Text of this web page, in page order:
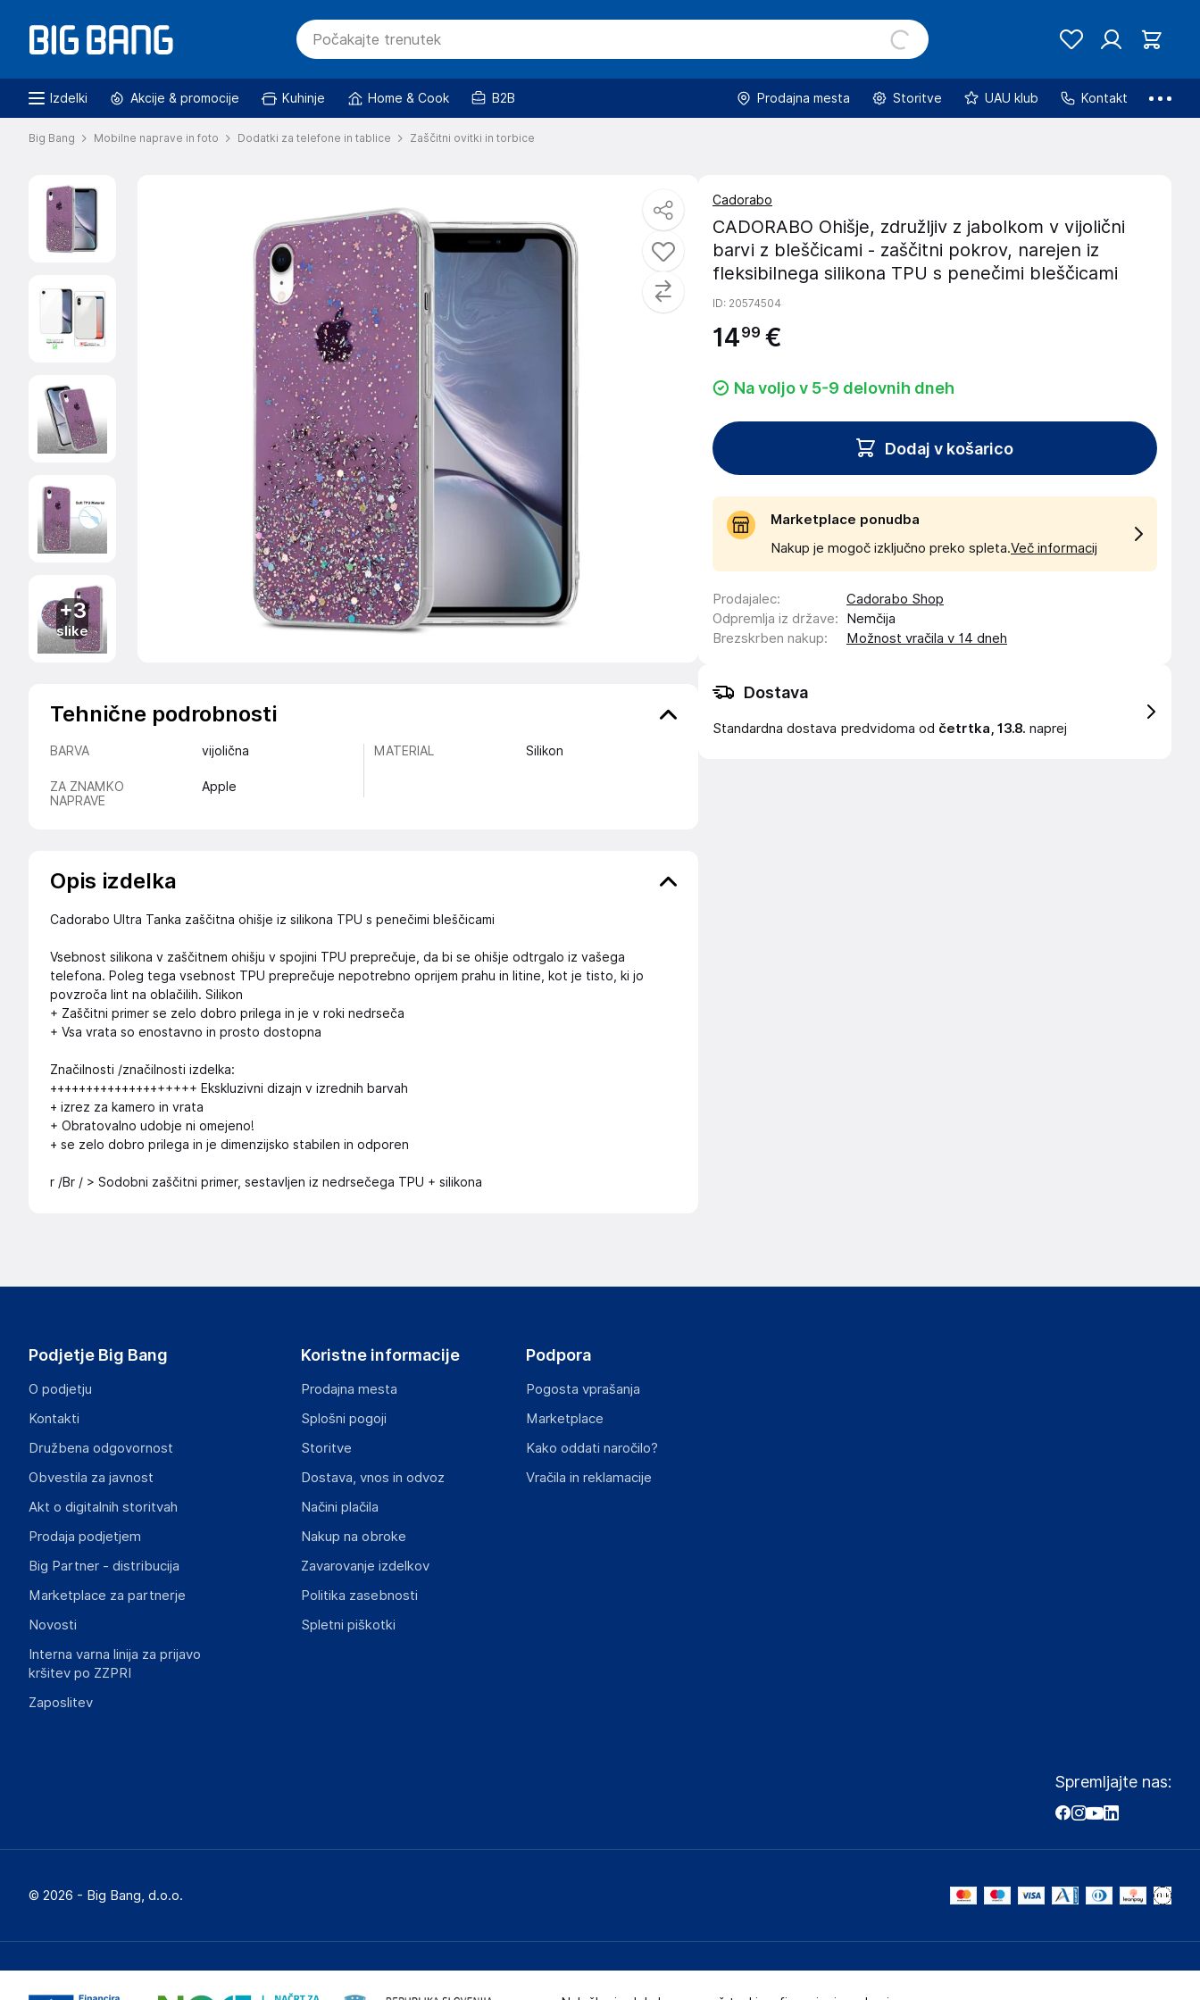
Izdelki Akcije & promocije Kuhinje Home & Cook B2B Prodajna mesta Storitve UAU klub Kontakt
Big Bang Mobilne naprave in foto Dodatki za telefone in tablice Zaščitni ovitki in torbice
+3
slike
Tehnične podrobnosti
BARVA vijolična MATERIAL Silikon
ZA ZNAMKO
NAPRAVE
Apple
Opis izdelka
Cadorabo Ultra Tanka zaščitna ohišje iz silikona TPU s penečimi bleščicami
Vsebnost silikona v zaščitnem ohišju v spojini TPU preprečuje, da bi se ohišje odtrgalo iz vašega
telefona. Poleg tega vsebnost TPU preprečuje nepotrebno oprijem prahu in litine, kot je tisto, ki jo
povzroča lint na oblačilih. Silikon
+ Zaščitni primer se zelo dobro prilega in je v roki nedrseča
+ Vsa vrata so enostavno in prosto dostopna
Značilnosti /značilnosti izdelka:
++++++++++++++++++++ Ekskluzivni dizajn v izrednih barvah
+ izrez za kamero in vrata
+ Obratovalno udobje ni omejeno!
+ se zelo dobro prilega in je dimenzijsko stabilen in odporen
r /Br / > Sodobni zaščitni primer, sestavljen iz nedrsečega TPU + silikona
Cadorabo
CADORABO Ohišje, združljiv z jabolkom v vijolični
barvi z bleščicami - zaščitni pokrov, narejen iz
fleksibilnega silikona TPU s penečimi bleščicami
ID: 20574504
1499 €
Na voljo v 5-9 delovnih dneh
Dodaj v košarico
Marketplace ponudba
Nakup je mogoč izključno preko spleta.Več informacij
Prodajalec:
Cadorabo Shop
Odpremlja iz države:
Nemčija
Brezskrben nakup: Možnost vračila v 14 dneh
Dostava
Standardna dostava predvidoma od četrtka, 13.8. naprej
Podjetje Big Bang
O podjetju
Kontakti
Družbena odgovornost
Obvestila za javnost
Akt o digitalnih storitvah
Prodaja podjetjem
Big Partner - distribucija
Marketplace za partnerje
Novosti
Interna varna linija za prijavo
kršitev po ZZPRI
Zaposlitev
Koristne informacije
Prodajna mesta
Splošni pogoji
Storitve
Dostava, vnos in odvoz
Načini plačila
Nakup na obroke
Zavarovanje izdelkov
Politika zasebnosti
Spletni piškotki
Podpora
Pogosta vprašanja
Marketplace
Kako oddati naročilo?
Vračila in reklamacije
Spremljajte nas:
© 2026 - Big Bang, d.o.o.